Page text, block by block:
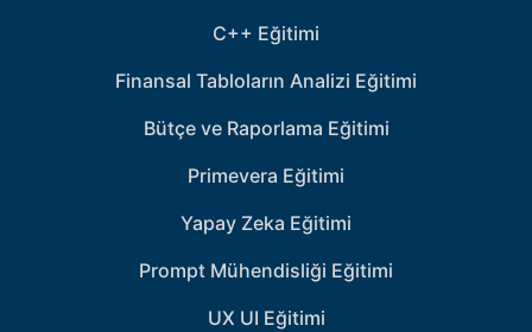
C++ Eğitimi
Finansal Tabloların Analizi Eğitimi
Bütçe ve Raporlama Eğitimi
Primevera Eğitimi
Yapay Zeka Eğitimi
Prompt Mühendisliği Eğitimi
UX UI Eğitimi